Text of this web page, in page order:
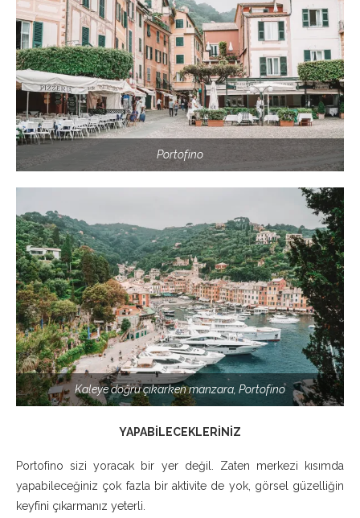
Portofino
Kaleye doğru çıkarken manzara, Portofino
YAPABİLECEKLERİNİZ
Portofino sizi yoracak bir yer değil. Zaten merkezi kısımda
yapabileceğiniz çok fazla bir aktivite de yok, görsel güzelliğin
keyfini çıkarmanız yeterli.